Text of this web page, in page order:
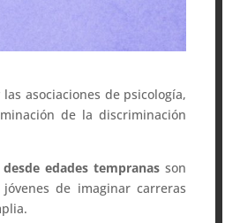
asociaciones de psicología,
de la discriminación
edades tempranas son
de imaginar carreras